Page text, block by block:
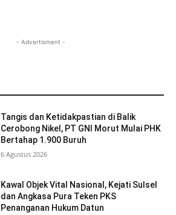
- Advertisment -
Tangis dan Ketidakpastian di Balik
Cerobong Nikel, PT GNI Morut Mulai PHK
Bertahap 1.900 Buruh
6 Agustus 2026
Kawal Objek Vital Nasional, Kejati Sulsel
dan Angkasa Pura Teken PKS
Penanganan Hukum Datun